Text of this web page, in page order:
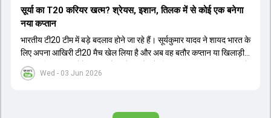
Wed - 03 Jun 2026
सूर्या का T20 करियर खत्म? श्रेयस, इशान, तिलक में से कोई एक बनेगा
नया कप्तान
भारतीय टी20 टीम में बड़े बदलाव होने जा रहे हैं। सूर्यकुमार यादव ने शायद भारत के
लिए अपना आखिरी टी20 मैच खेल लिया है और अब वह बतौर कप्तान या खिलाड़ी
टीम का हिस्सा नहीं होंगे। आयरलैंड और इंग्लैंड के खिलाफ आगामी टी20 सीरीज के
लिए नए कप्तान की तलाश जारी है। इस रेस में श्रेयस अय्यर सबसे आगे चल रहे
दौड़ से बाहर हैं। आगामी सीरीज के लिए वैभव सूर्यवंशी को तीसरे ओपनर के तौर पर